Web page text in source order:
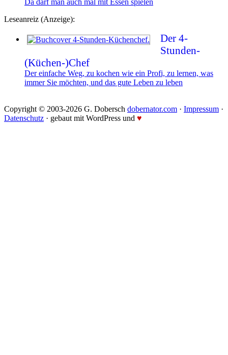
Da darf man auch mal mit Essen spielen
Leseanreiz (Anzeige):
Der 4-
Stunden-
(Küchen-)Chef
Der einfache Weg, zu kochen wie ein Profi, zu lernen, was
immer Sie möchten, und das gute Leben zu leben
Copyright © 2003-2026 G. Dobersch dobernator.com · Impressum ·
Datenschutz · gebaut mit WordPress und ♥